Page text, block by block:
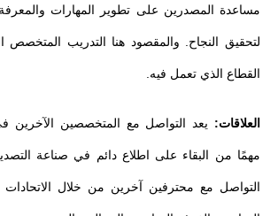
مساعدة المصدرين على تطوير المهارات والمعرفة
لتحقيق النجاح. والمقصود هنا التدريب المتخصص
القطاع الذي تعمل فيه.
العلاقات: يعد التواصل مع المتخصصين الآخرين
مهمًا من البقاء على اطلاع دائم في صناعة
التواصل مع محترفين آخرين من خلال الاتحادات